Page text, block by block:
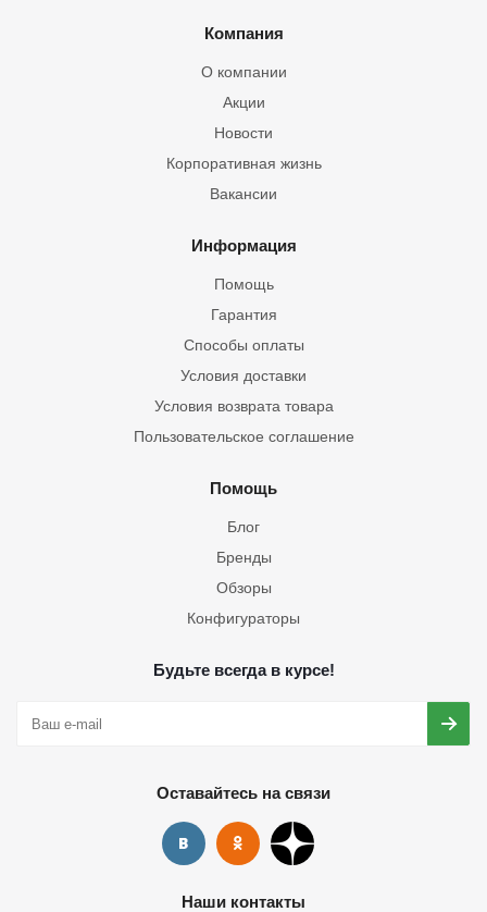
Компания
О компании
Акции
Новости
Корпоративная жизнь
Вакансии
Информация
Помощь
Гарантия
Способы оплаты
Условия доставки
Условия возврата товара
Пользовательское соглашение
Помощь
Блог
Бренды
Обзоры
Конфигураторы
Будьте всегда в курсе!
Оставайтесь на связи
Наши контакты